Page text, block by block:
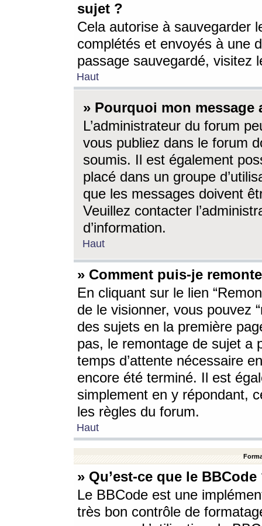
sujet ?
Cela autorise à sauvegarder
complétés et envoyés à une
passage sauvegardé, visitez
Haut
» Pourquoi mon message
L’administrateur du forum
vous publiez dans le forum
soumis. Il est également
placé dans un groupe
que les messages doivent
Veuillez contacter
d’information.
Haut
» Comment puis-je
En cliquant sur le lien
de le visionner, vous pouvez
des sujets en la première
pas, le remontage de sujet a
temps d’attente nécessaire
encore été terminé. Il est
simplement en y répondant,
les règles du forum.
Haut
» Qu’est-ce que le BBCode
Le BBCode est une
très bon contrôle de